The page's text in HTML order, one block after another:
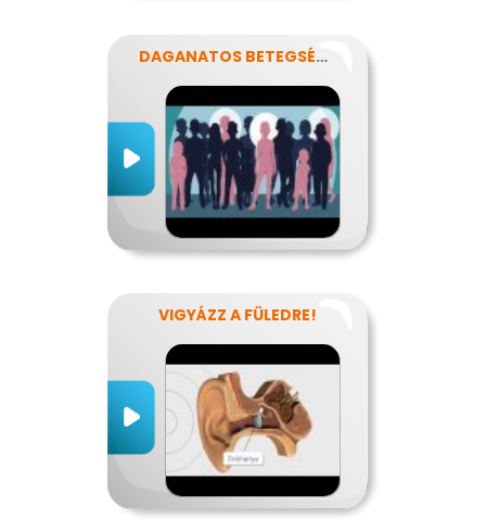
DAGANATOS BETEGSÉGEK
VIGYÁZZ A FÜLEDRE!